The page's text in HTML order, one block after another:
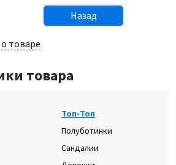
Назад
товаре
товара
Топ-Топ
Полуботинки
Сандалии